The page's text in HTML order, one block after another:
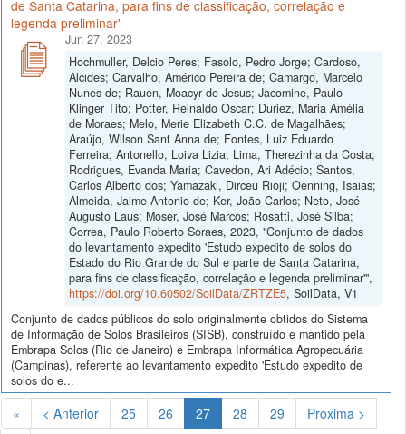
de Santa Catarina, para fins de classificação, correlação e
legenda preliminar'
Jun 27, 2023
Hochmuller, Delcio Peres; Fasolo, Pedro Jorge; Cardoso,
Alcides; Carvalho, Américo Pereira de; Camargo, Marcelo
Nunes de; Rauen, Moacyr de Jesus; Jacomine, Paulo
Klinger Tito; Potter, Reinaldo Oscar; Duriez, Maria Amélia
de Moraes; Melo, Merie Elizabeth C.C. de Magalhães;
Araújo, Wilson Sant Anna de; Fontes, Luiz Eduardo
Ferreira; Antonello, Loiva Lizia; Lima, Therezinha da Costa;
Rodrigues, Evanda Maria; Cavedon, Ari Adécio; Santos,
Carlos Alberto dos; Yamazaki, Dirceu Rioji; Oenning, Isaias;
Almeida, Jaime Antonio de; Ker, João Carlos; Neto, José
Augusto Laus; Moser, José Marcos; Rosatti, José Silba;
Correa, Paulo Roberto Soraes, 2023, "Conjunto de dados
do levantamento expedito 'Estudo expedito de solos do
Estado do Rio Grande do Sul e parte de Santa Catarina,
para fins de classificação, correlação e legenda preliminar'",
https://doi.org/10.60502/SoilData/ZRTZE5, SoilData, V1
Conjunto de dados públicos do solo originalmente obtidos do Sistema
de Informação de Solos Brasileiros (SISB), construído e mantido pela
Embrapa Solos (Rio de Janeiro) e Embrapa Informática Agropecuária
(Campinas), referente ao levantamento expedito 'Estudo expedito de
solos do e...
« < Anterior 25 26 27(Atual)
28 29
Próxima >